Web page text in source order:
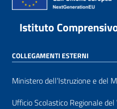
Istituto
COLLEGAMENTI ESTERNI
Ministero dell’Istruzione e del
Ufficio Scolastico Regionale